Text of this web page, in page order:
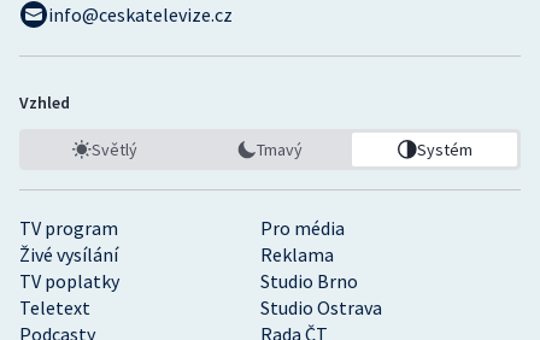
TV program
Pro média
Živé vysílání
Reklama
TV poplatky
Studio Brno
Teletext
Studio Ostrava
Podcasty
Rada ČT
info@ceskatelevize.cz
Vzhled
Světlý Tmavý Systém